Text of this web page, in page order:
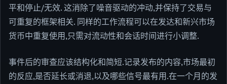
平和停止/无效. 这消除了噪音驱动的冲动,并保持了交易与
可重复的框架相关. 同样的工作流程可以在发达和新兴市场
货币中重复使用,只需对流动性和会话时间进行小调整.
事件后的审查应该结构化和简短.记录发布的内容,市场最初
的反应,是否延长或消退,以及哪些信号最有用.在一个月的发